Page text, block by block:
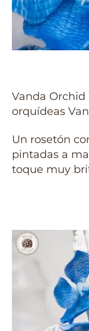
Vanda Orchid
orquídeas
Un rosetón
pintadas a
toque muy